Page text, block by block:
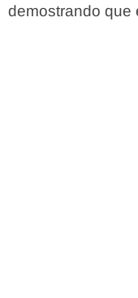
demostrando que